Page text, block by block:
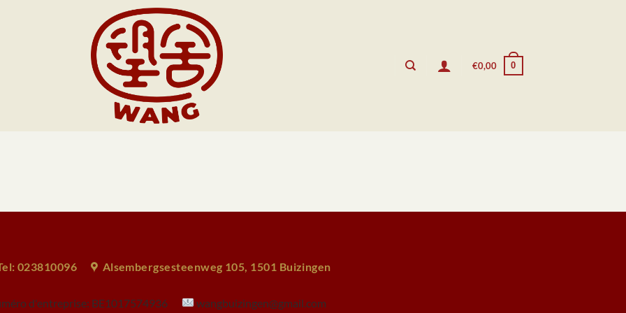
€0,00 0
023810096 Alsembergsesteenweg 105, 1501 Buizingen
d'entreprise: BE1017574936 wangbuizingen@gmail.com